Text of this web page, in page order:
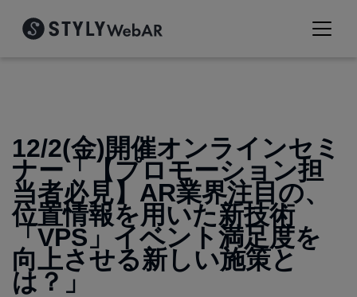
12/2(金)開催オンラインセミ
ナー「【プロモーション担
当者必見】AR業界注目の、
位置情報を用いた新技術
「VPS」イベント満足度を
向上させる新しい施策と
は？」